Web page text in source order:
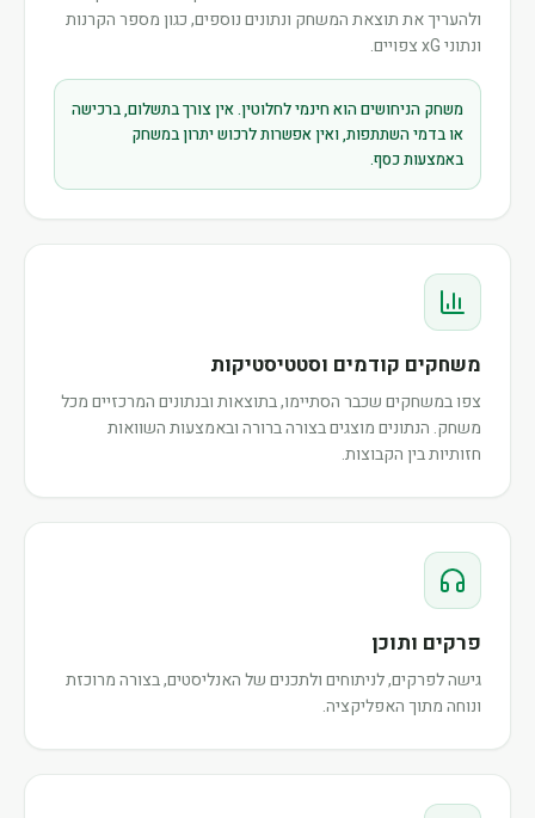
ולהעריך את תוצאת המשחק ונתונים נוספים, כגון מספר הקרנות
ונתוני xG צפויים.
משחק הניחושים הוא חינמי לחלוטין. אין צורך בתשלום, ברכישה
או בדמי השתתפות, ואין אפשרות לרכוש יתרון במשחק
באמצעות כסף.
משחקים קודמים וסטטיסטיקות
צפו במשחקים שכבר הסתיימו, בתוצאות ובנתונים המרכזיים מכל
משחק. הנתונים מוצגים בצורה ברורה ובאמצעות השוואות
חזותיות בין הקבוצות.
פרקים ותוכן
גישה לפרקים, לניתוחים ולתכנים של האנליסטים, בצורה מרוכזת
ונוחה מתוך האפליקציה.